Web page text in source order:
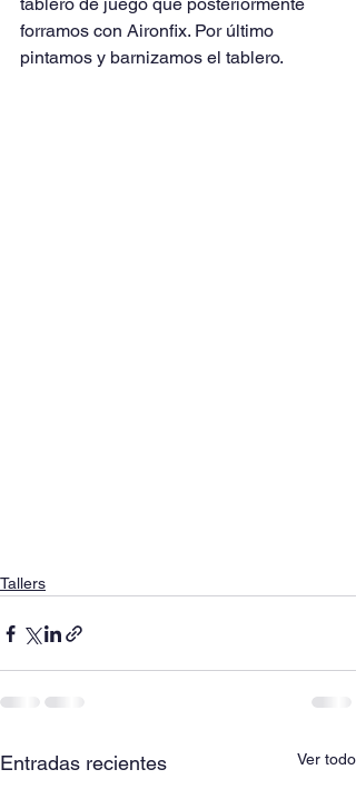
forramos con Aironfix. Por último
pintamos y barnizamos el tablero.
Tallers
Entradas recientes Ver todo